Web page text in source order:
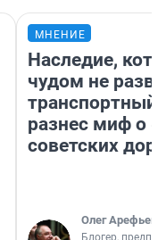
МНЕНИЕ
Наследие,
чудом не
транспортный
разнес миф о
советских
Олег Арефьев
Блогер,